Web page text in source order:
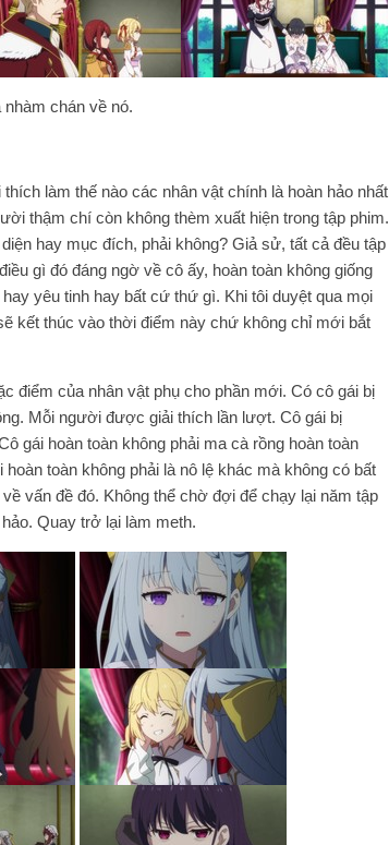
chán về nó.
làm thế nào các nhân vật chính là hoàn hảo nhất
thậm chí còn không thèm xuất hiện trong tập phim.
hay mục đích, phải không? Giả sử, tất cả đều tập
gì đó đáng ngờ về cô ấy, hoàn toàn không giống
yêu tinh hay bất cứ thứ gì. Khi tôi duyệt qua mọi
kết thúc vào thời điểm này chứ không chỉ mới bắt
điểm của nhân vật phụ cho phần mới. Có cô gái bị
Mỗi người được giải thích lần lượt. Cô gái bị
gái hoàn toàn không phải ma cà rồng hoàn toàn
toàn không phải là nô lệ khác mà không có bất
vấn đề đó. Không thể chờ đợi để chạy lại năm tập
Quay trở lại làm meth.